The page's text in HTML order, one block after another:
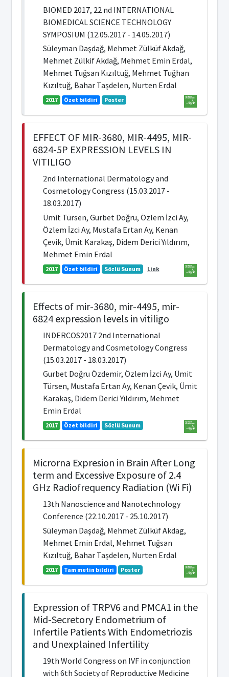
BIOMED 2017, 22 nd INTERNATIONAL
BIOMEDICAL SCIENCE TECHNOLOGY
SYMPOSIUM (12.05.2017 - 14.05.2017)
Süleyman Daşdağ, Mehmet Zülküf Akdağ,
Mehmet Zülkif Akdağ, Mehmet Emin Erdal,
Mehmet Tuğsan Kızıltuğ, Mehmet Tuğhan
Kızıltuğ, Bahar Taşdelen, Nurten Erdal
2017 Özet bildiri Poster
EFFECT OF MIR-3680, MIR-4495, MIR-
6824-5P EXPRESSION LEVELS IN
VITILIGO
2nd International Dermatology and
Cosmetology Congress (15.03.2017 -
18.03.2017)
Ümit Türsen, Gurbet Doğru, Özlem İzci Ay,
Özlem İzci Ay, Mustafa Ertan Ay, Kenan
Çevik, Ümit Karakaş, Didem Derici Yıldırım,
Mehmet Emin Erdal
2017 Özet bildiri Sözlü Sunum Link
Effects of mir-3680, mir-4495, mir-
6824 expression levels in vitiligo
INDERCOS2017 2nd International
Dermatology and Cosmetology Congress
(15.03.2017 - 18.03.2017)
Gurbet Doğru Özdemir, Özlem İzci Ay, Ümit
Türsen, Mustafa Ertan Ay, Kenan Çevik, Ümit
Karakaş, Didem Derici Yıldırım, Mehmet
Emin Erdal
2017 Özet bildiri Sözlü Sunum
Microrna Expresion in Brain After Long
term and Excessive Exposure of 2.4
GHz Radiofrequency Radiation (Wi Fi)
13th Nanoscience and Nanotechnology
Conference (22.10.2017 - 25.10.2017)
Süleyman Daşdağ, Mehmet Zülküf Akdag,
Mehmet Emin Erdal, Mehmet Tuğsan
Kızıltuğ, Bahar Taşdelen, Nurten Erdal
2017 Tam metin bildiri Poster
Expression of TRPV6 and PMCA1 in the
Mid-Secretory Endometrium of
Infertile Patients With Endometriozis
and Unexplained Infertility
19th World Congress on IVF in conjunction
with 6th Society of Reproductive Medicine